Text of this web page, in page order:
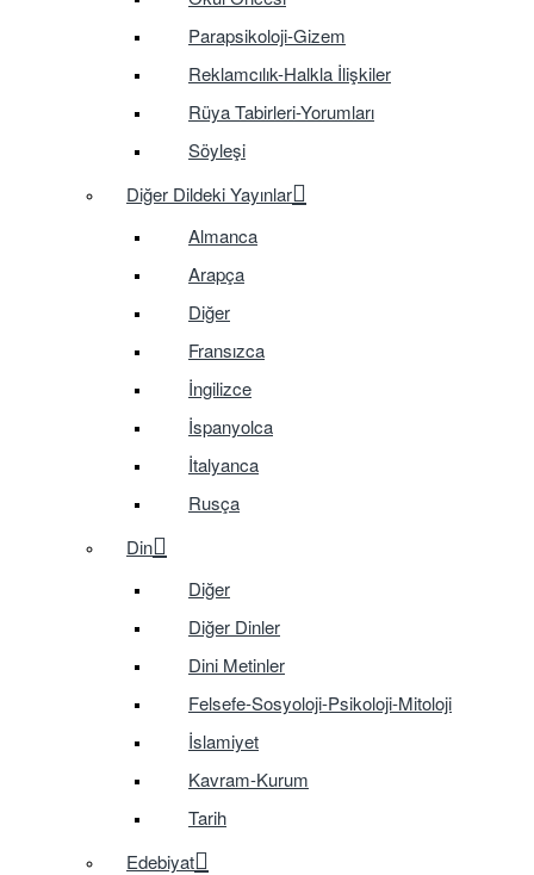
Parapsikoloji-Gizem
Reklamcılık-Halkla İlişkiler
Rüya Tabirleri-Yorumları
Söyleşi
Diğer Dildeki Yayınlar
Almanca
Arapça
Diğer
Fransızca
İngilizce
İspanyolca
İtalyanca
Rusça
Din
Diğer
Diğer Dinler
Dini Metinler
Felsefe-Sosyoloji-Psikoloji-Mitoloji
İslamiyet
Kavram-Kurum
Tarih
Edebiyat